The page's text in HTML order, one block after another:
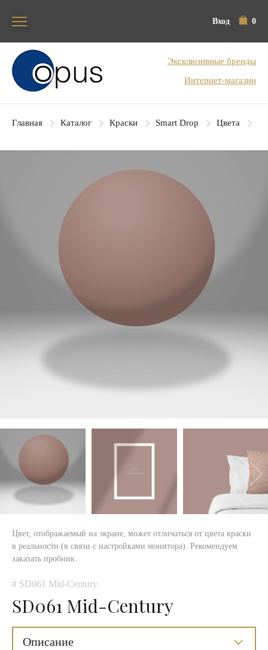
Вход 0
Блок поиска
Эксклюзивные бренды
Интернет-магазин
Главная Каталог Краски Smart Drop Цвета
Цвет, отображаемый на экране, может отличаться от цвета краски
в реальности (в связи с настройками монитора). Рекомендуем
заказать пробник.
# SD061 Mid-Century
SD061 Mid-Century
Описание